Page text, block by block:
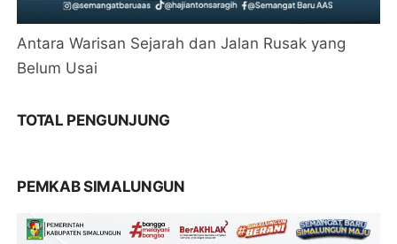
Antara Warisan Sejarah dan Jalan Rusak yang
Belum Usai
TOTAL PENGUNJUNG
PEMKAB SIMALUNGUN